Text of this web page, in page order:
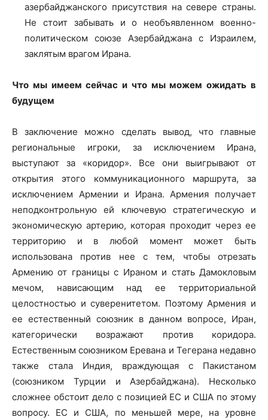
азербайджанского присутствия на севере страны.
Не стоит забывать и о необъявленном военно-
политическом союзе Азербайджана с Израилем,
заклятым врагом Ирана.
Что мы имеем сейчас и что мы можем ожидать в
будущем
В заключение можно сделать вывод, что главные
региональные игроки, за исключением Ирана,
выступают за «коридор». Все они выигрывают от
открытия этого коммуникационного маршрута, за
исключением Армении и Ирана. Армения получает
неподконтрольную ей ключевую стратегическую и
экономическую артерию, которая проходит через ее
территорию и в любой момент может быть
использована против нее с тем, чтобы отрезать
Армению от границы с Ираном и стать Дамокловым
мечом, нависающим над ее территориальной
целостностью и суверенитетом. Поэтому Армения и
ее естественный союзник в данном вопросе, Иран,
категорически возражают против коридора.
Естественным союзником Еревана и Тегерана недавно
также стала Индия, враждующая с Пакистаном
(союзником Турции и Азербайджана). Несколько
сложнее обстоит дело с позицией ЕС и США по этому
вопросу. ЕС и США, по меньшей мере, на уровне